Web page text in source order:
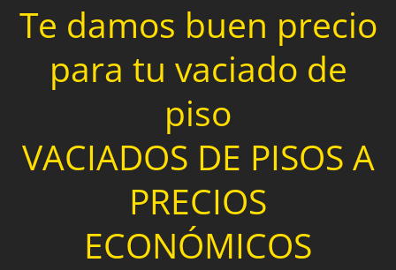
Te damos buen precio
para tu vaciado de
piso
VACIADOS DE PISOS A
PRECIOS
ECONÓMICOS